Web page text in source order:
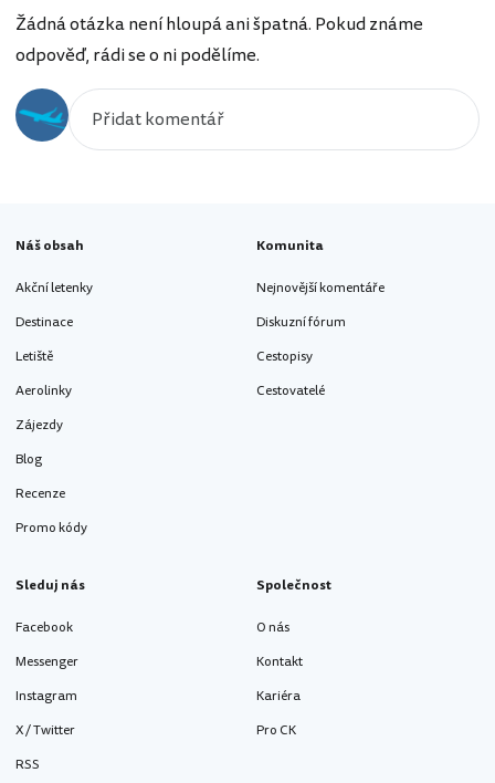
Žádná otázka není hloupá ani špatná. Pokud známe
odpověď, rádi se o ni podělíme.
Náš obsah
Akční letenky
Destinace
Letiště
Aerolinky
Zájezdy
Blog
Recenze
Promo kódy
Komunita
Nejnovější komentáře
Diskuzní fórum
Cestopisy
Cestovatelé
Sleduj nás
Facebook
Messenger
Instagram
X / Twitter
RSS
Společnost
O nás
Kontakt
Kariéra
Pro CK